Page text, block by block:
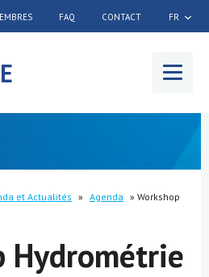
FAQ CONTACT FR
et Actualités » Agenda » Workshop
Hydrométrie